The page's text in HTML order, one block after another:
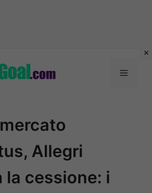
Menu
Allegri
la cessione: i